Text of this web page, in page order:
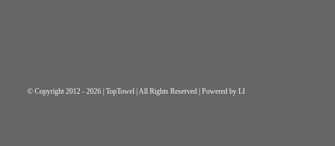
© Copyright 2012 - 2026 | TopTowel | All Rights Reserved | Powered by LI